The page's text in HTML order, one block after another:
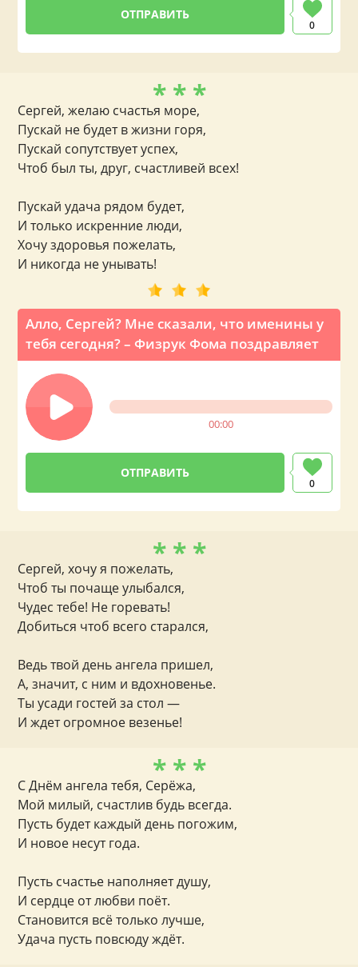
0
Алло, Сергей? Мне сказали, что именины у
тебя сегодня? – Физрук Фома поздравляет
00:00
0
* * *
Сергей, желаю счастья море,
Пускай не будет в жизни горя,
Пускай сопутствует успех,
Чтоб был ты, друг, счастливей всех!
Пускай удача рядом будет,
И только искренние люди,
Хочу здоровья пожелать,
И никогда не унывать!
* * *
Сергей, хочу я пожелать,
Чтоб ты почаще улыбался,
Чудес тебе! Не горевать!
Добиться чтоб всего старался,
Ведь твой день ангела пришел,
А, значит, с ним и вдохновенье.
Ты усади гостей за стол —
И ждет огромное везенье!
* * *
С Днём ангела тебя, Серёжа,
Мой милый, счастлив будь всегда.
Пусть будет каждый день погожим,
И новое несут года.
Пусть счастье наполняет душу,
И сердце от любви поёт.
Становится всё только лучше,
Удача пусть повсюду ждёт.